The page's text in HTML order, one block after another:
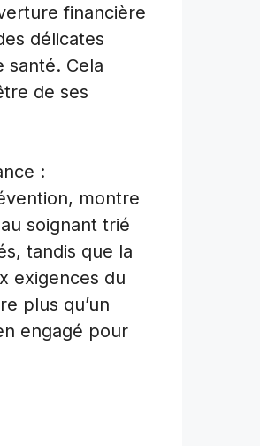
financière
délicates
santé. Cela
de ses
:
montre
soignant trié
tandis que la
exigences du
plus qu’un
engagé pour